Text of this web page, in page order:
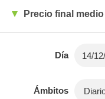
Precio final medio
Día
Ámbitos